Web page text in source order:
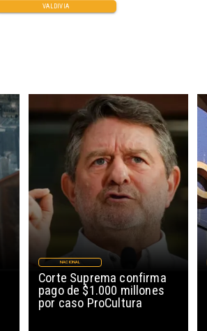
VALDIVIA
Corte Suprema confirma
pago de $1.000 millones
por caso ProCultura
NACIONAL